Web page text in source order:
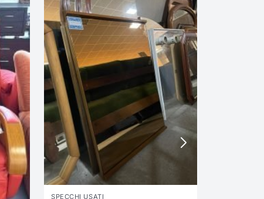
SPECCHI USATI